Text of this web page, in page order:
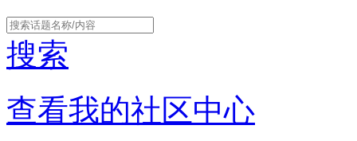
搜索
查看我的社区中心